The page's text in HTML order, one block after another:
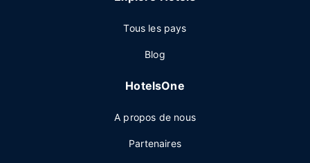
Tous les pays
Blog
HotelsOne
A propos de nous
Partenaires